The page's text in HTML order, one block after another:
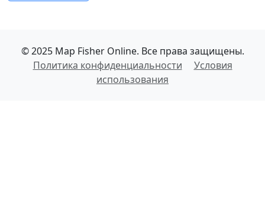
© 2025 Map Fisher Online. Все права защищены.
Политика конфиденциальности
Условия
использования